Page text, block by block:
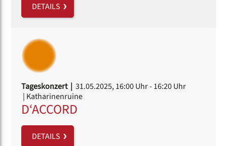
DETAILS
Tageskonzert | 31.05.2025, 16:00 Uhr- 16:20 Uhr
| Katharinenruine
D‘ACCORD
DETAILS